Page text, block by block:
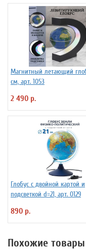
Магнитный летающий
см, арт. 1053
2 490 р.
Глобус с двойной картой и
подсветкой d=21, арт. 0129
890 р.
Похожие товары